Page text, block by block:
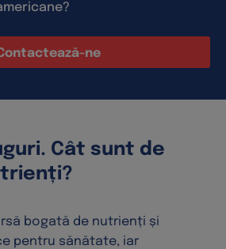
ne
Cât sunt de
bogată de nutrienți și
pentru sănătate, iar